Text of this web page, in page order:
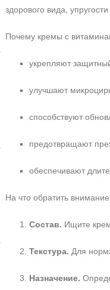
здорового вида,
Почему кремы с
укрепляют
улучшают
способствуют
предотвращают
обеспечивают
На что обратить
Состав. Ищите
Текстура. Для
Назначение.